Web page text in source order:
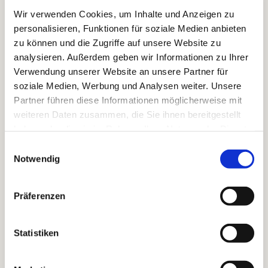
Wir verwenden Cookies, um Inhalte und Anzeigen zu
personalisieren, Funktionen für soziale Medien anbieten
zu können und die Zugriffe auf unsere Website zu
analysieren. Außerdem geben wir Informationen zu Ihrer
Verwendung unserer Website an unsere Partner für
soziale Medien, Werbung und Analysen weiter. Unsere
Partner führen diese Informationen möglicherweise mit
weiteren Daten zusammen, die Sie ihnen bereitgestellt
Notwendig
Präferenzen
Statistiken
fröhlich, es stärkt das Gemeinschaftsgefühl. Wir
haben viele tolle Erlebnisse, die uns verbinden!“
Dies alles ohne Druck den Kindern und
Jugendlichen anzubieten, ist Eckhard Bürger ein
Herzensanliegen. Die nächste größere Fahrt sei die
Jugendchorfahrt nach Dänemark über die
Himmelfahrtstage.
Wer sich einen Einblick in die Arbeit von Eckhard
Bürger und „seinen“ Chören machen will, ist zum
Kahlhorst-Spatzen zum 850. Dom-Geburtstag am
Domwiese eingeladen.
Kontaktaufnahme gibt es hier:foto
www.aegidien-